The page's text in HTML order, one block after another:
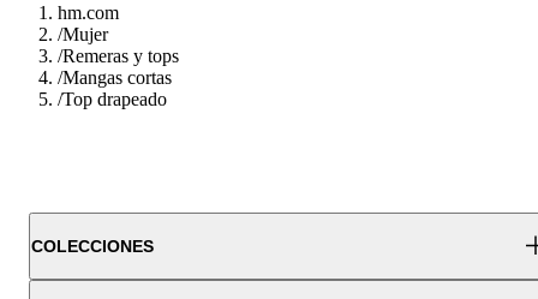
hm.com
/Mujer
/Remeras y tops
/Mangas cortas
/Top drapeado
COLECCIONES